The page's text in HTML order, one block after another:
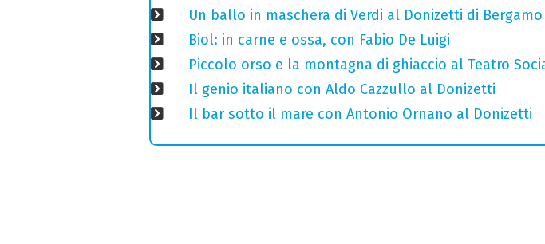
Un ballo in maschera di Verdi al Donizetti di Bergamo
Biol: in carne e ossa, con Fabio De Luigi
Piccolo orso e la montagna di ghiaccio al Teatro
Il genio italiano con Aldo Cazzullo al Donizetti
Il bar sotto il mare con Antonio Ornano al Donizetti